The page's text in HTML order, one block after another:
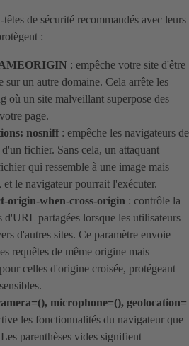
de sécurité recommandés avec leurs
:
: empêche votre site d'être
sur un autre domaine. Cela arrête les
où un site malveillant superpose des
page.
nosniff: empêche les navigateurs de
fichier. Sans cela, un attaquant
qui ressemble à une image mais
le navigateur pourrait l'exécuter.
origin-when-cross-origin : contrôle la
partagées lorsque les utilisateurs
d'autres sites. Ce paramètre envoie
requêtes de même origine mais
celles d'origine croisée, protégeant
microphone=(), geolocation=
les fonctionnalités du navigateur que
parenthèses vides signifient